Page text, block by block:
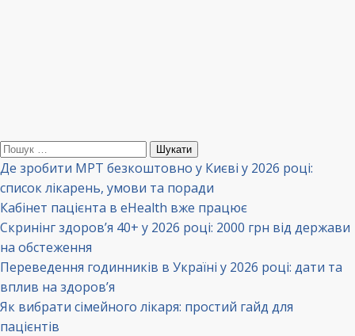
Пошук:
Де зробити МРТ безкоштовно у Києві у 2026 році:
список лікарень, умови та поради
Кабінет пацієнта в eHealth вже працює
Скринінг здоров’я 40+ у 2026 році: 2000 грн від держави
на обстеження
Переведення годинників в Україні у 2026 році: дати та
вплив на здоров’я
Як вибрати сімейного лікаря: простий гайд для
пацієнтів